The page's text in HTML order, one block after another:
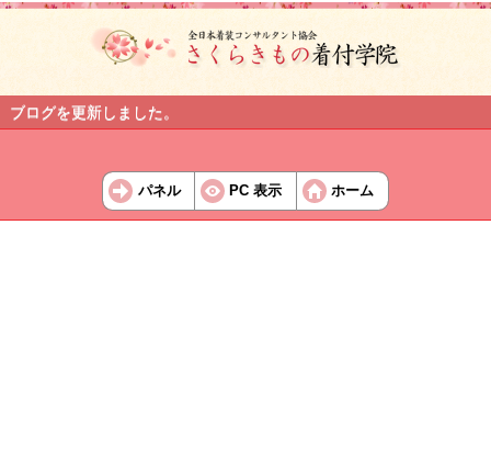
ブログを更新しました。
パネル PC 表示 ホーム